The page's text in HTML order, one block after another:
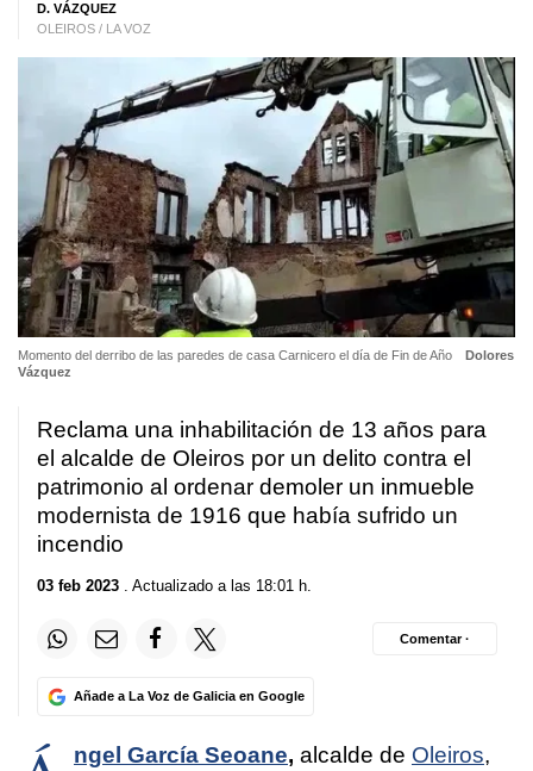
D. VÁZQUEZ
OLEIROS / LA VOZ
Momento del derribo de las paredes de casa Carnicero el día de Fin de Año
Dolores
Vázquez
Reclama una inhabilitación de 13 años para
el alcalde de Oleiros por un delito contra el
patrimonio al ordenar demoler un inmueble
modernista de 1916 que había sufrido un
incendio
03 feb 2023 . Actualizado a las 18:01 h.
Añade a La Voz de Galicia en Google
Comentar ·
ngel García Seoane, alcalde de Oleiros,